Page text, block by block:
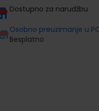
Dostupno za narudžbu
Osobno preuzimanje u
Besplatno